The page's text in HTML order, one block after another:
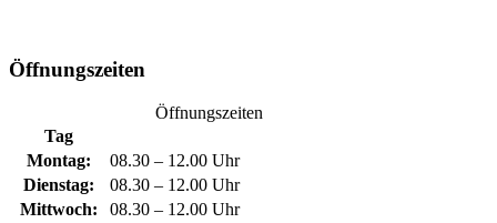
Öffnungszeiten
Öffnungszeiten
Tag
Montag:
08.30 – 12.00 Uhr
Dienstag:
08.30 – 12.00 Uhr
Mittwoch:
08.30 – 12.00 Uhr